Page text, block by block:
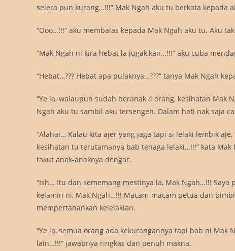
selera pun kurang…!!!” Mak Ngah aku tu berkata kepada
“Ooo…!!!” aku membalas kepada Mak Ngah aku tu. Aku
“Mak Ngah ni kira hebat la jugak,kan…!!!” aku cuba
“Hebat…??? Hebat apa pulaknya…???” tanya Mak Ngah
“Ye la, walaupun sudah beranak 4 orang, kesihatan
Ngah aku tu sambil aku tersengeh. Dalam hati nak saja
“Alahai… Kalau kita ajer yang jaga tapi si lelaki lembik
kesihatan tu terutamanya bab tenaga lelaki…!!!” kata
takut anak-anaknya dengar.
“Ish… Itu dan sememang mestinya la, Mak Ngah…!!!
kelamin ni, Mak Ngah…!!! Macam-macam petua dan
mempertahankan kelelakian.
“Ye la, semua orang ada kekurangannya tapi bab ni
lain…!!!” jawabnya ringkas dan penuh makna.